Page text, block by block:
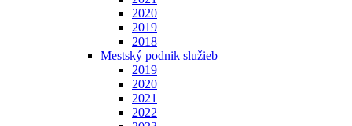
2020
2019
2018
Mestský podnik služieb
2019
2020
2021
2022